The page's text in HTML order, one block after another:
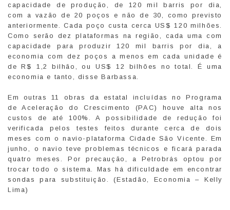
capacidade de produção, de 120 mil barris por dia,
com a vazão de 20 poços e não de 30, como previsto
anteriormente. Cada poço custa cerca US$ 120 milhões.
Como serão dez plataformas na região, cada uma com
capacidade para produzir 120 mil barris por dia, a
economia com dez poços a menos em cada unidade é
de R$ 1,2 bilhão, ou US$ 12 bilhões no total. É uma
economia e tanto, disse Barbassa.
Em outras 11 obras da estatal incluídas no Programa
de Aceleração do Crescimento (PAC) houve alta nos
custos de até 100%. A possibilidade de redução foi
verificada pelos testes feitos durante cerca de dois
meses com o navio-plataforma Cidade São Vicente. Em
junho, o navio teve problemas técnicos e ficará parada
quatro meses. Por precaução, a Petrobrás optou por
trocar todo o sistema. Mas há dificuldade em encontrar
sondas para substituição. (Estadão, Economia – Kelly
Lima)